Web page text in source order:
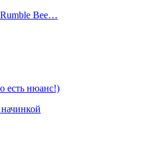
Rumble Bee…
есть нюанс!)